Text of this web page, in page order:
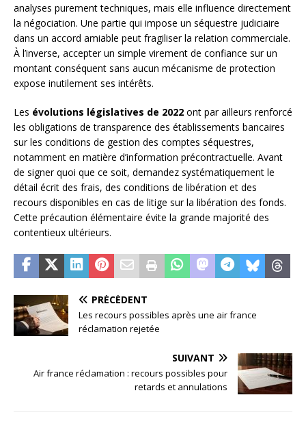
analyses purement techniques, mais elle influence directement
la négociation. Une partie qui impose un séquestre judiciaire
dans un accord amiable peut fragiliser la relation commerciale.
À l’inverse, accepter un simple virement de confiance sur un
montant conséquent sans aucun mécanisme de protection
expose inutilement ses intérêts.
Les évolutions législatives de 2022 ont par ailleurs renforcé
les obligations de transparence des établissements bancaires
sur les conditions de gestion des comptes séquestres,
notamment en matière d’information précontractuelle. Avant
de signer quoi que ce soit, demandez systématiquement le
détail écrit des frais, des conditions de libération et des
recours disponibles en cas de litige sur la libération des fonds.
Cette précaution élémentaire évite la grande majorité des
contentieux ultérieurs.
PRÉCÉDENT
Les recours possibles après une air france
réclamation rejetée
SUIVANT
Air france réclamation : recours possibles pour
retards et annulations